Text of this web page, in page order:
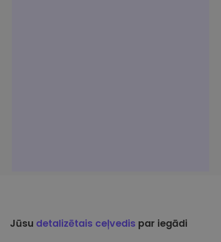
Jūsu detalizētais ceļvedis par iegādi